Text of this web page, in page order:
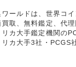
ワールドは、世界コ
買取、無料鑑定、代
リカ大手鑑定機関の
リカ大手3社・PCGS